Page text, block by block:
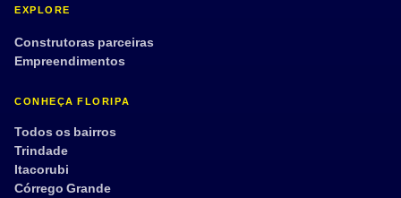
EXPLORE
Construtoras parceiras
Empreendimentos
CONHEÇA FLORIPA
Todos os bairros
Trindade
Itacorubi
Córrego Grande